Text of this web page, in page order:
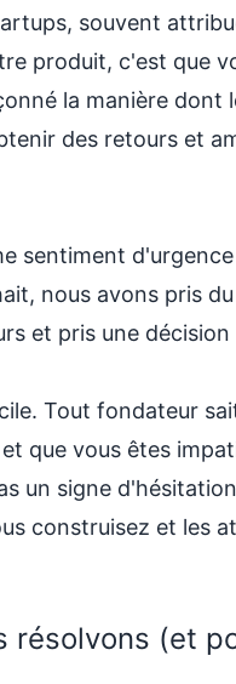
souvent
produit, c'est que
la manière dont
des retours et
sentiment
nous avons pris
et pris une
Tout fondateur
que vous êtes
un signe
construisez et les
résolvons (et